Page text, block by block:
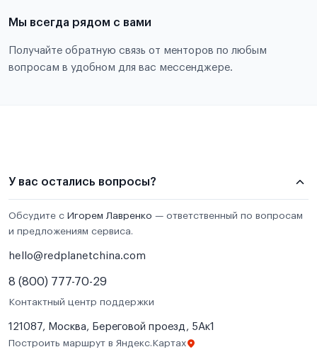
Мы всегда рядом с вами
Получайте обратную связь от менторов по любым
вопросам в удобном для вас мессенджере.
У вас остались вопросы?
Обсудите с Игорем Лавренко — ответственный по вопросам
и предложениям сервиса.
hello@redplanetchina.com
8 (800) 777-70-29
Контактный центр поддержки
121087, Москва, Береговой проезд, 5Ак1
Построить маршрут в Яндекс.Картах